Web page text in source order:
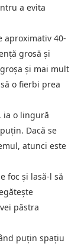
a evita
aproximativ 40-
grosă și
și mai mult
o fierbi prea
ia o lingură
Dacă se
atunci este
foc și lasă-l să
păstra
puțin spațiu